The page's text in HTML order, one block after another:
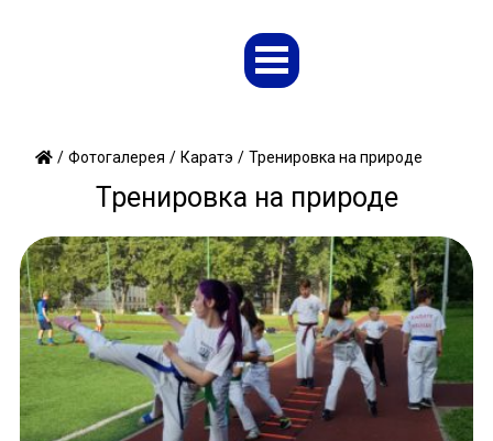
/ Фотогалерея / Каратэ / Тренировка на природе
Тренировка на природе